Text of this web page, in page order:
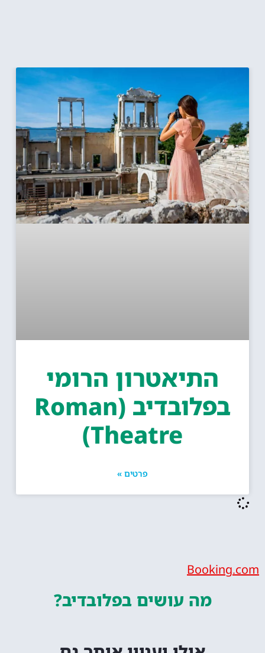
התיאטרון הרומי
בפלובדיב (Roman
Theatre)
מה עושים בפלובדיב?